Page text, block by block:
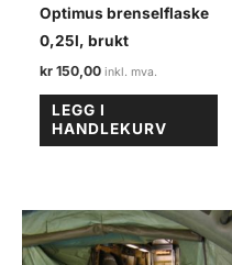
Optimus brenselflaske
0,25l, brukt
kr 150,00
LEGG I
HANDLEKURV